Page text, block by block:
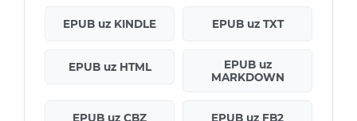
EPUB uz KINDLE EPUB uz TXT
EPUB uz HTML
EPUB uz
MARKDOWN
EPUB uz CBZ EPUB uz FB2